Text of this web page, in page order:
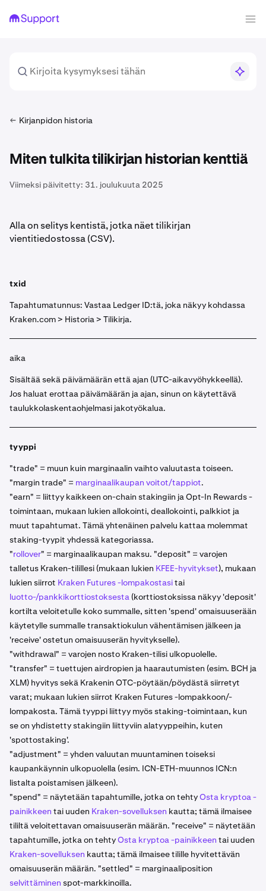
Kirjanpidon historia
Miten tulkita tilikirjan historian kenttiä
Viimeksi päivitetty: 31. joulukuuta 2025
Alla on selitys kentistä, jotka näet tilikirjan
vientitiedostossa (CSV).
txid
Tapahtumatunnus: Vastaa Ledger ID:tä, joka näkyy kohdassa
Kraken.com > Historia > Tilikirja.
aika
Sisältää sekä päivämäärän että ajan (UTC-aikavyöhykkeellä).
Jos haluat erottaa päivämäärän ja ajan, sinun on käytettävä
taulukkolaskentaohjelmasi jakotyökalua.
tyyppi
"trade" = muun kuin marginaalin vaihto valuutasta toiseen.
"margin trade" = marginaalikaupan voitot/tappiot.
"earn" = liittyy kaikkeen on-chain stakingiin ja Opt-In Rewards -
toimintaan, mukaan lukien allokointi, deallokointi, palkkiot ja
muut tapahtumat. Tämä yhtenäinen palvelu kattaa molemmat
staking-tyypit yhdessä kategoriassa.
"rollover" = marginaalikaupan maksu. "deposit" = varojen
talletus Kraken-tilillesi (mukaan lukien KFEE-hyvitykset), mukaan
lukien siirrot Kraken Futures -lompakostasitai
luotto-/pankkikorttiostoksesta (korttiostoksissa näkyy 'deposit'
kortilta veloitetulle koko summalle, sitten 'spend' omaisuuserään
käytetylle summalle transaktiokulun vähentämisen jälkeen ja
'receive' ostetun omaisuuserän hyvitykselle).
"withdrawal" = varojen nosto Kraken-tilisi ulkopuolelle.
"transfer" = tuettujen airdropien ja haarautumisten (esim. BCH ja
XLM) hyvitys sekä Krakenin OTC-pöytään/pöydästä siirretyt
varat; mukaan lukien siirrot Kraken Futures -lompakkoon/-
lompakosta. Tämä tyyppi liittyy myös staking-toimintaan, kun
se on yhdistetty stakingiin liittyviin alatyyppeihin, kuten
'spottostaking'.
"adjustment" = yhden valuutan muuntaminen toiseksi
kaupankäynnin ulkopuolella (esim. ICN-ETH-muunnos ICN:n
listalta poistamisen jälkeen).
"spend" = näytetään tapahtumille, jotka on tehtyOsta kryptoa -
painikkeen tai uuden Kraken-sovelluksen kautta; tämä ilmaisee
tililtä veloitettavan omaisuuserän määrän. "receive" = näytetään
tapahtumille, jotka on tehtyOsta kryptoa -painikkeen tai uuden
Kraken-sovelluksen kautta; tämä ilmaisee tilille hyvitettävän
omaisuuserän määrän. "settled" = marginaaliposition
selvittäminen spot-markkinoilla.